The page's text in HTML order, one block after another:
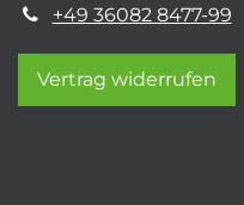
+49 36082 8477-99
Vertrag widerrufen